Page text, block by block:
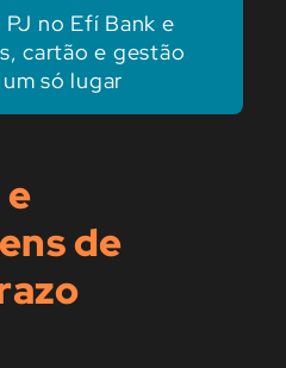
no Efí Bank e
cartão e gestão
só lugar
de